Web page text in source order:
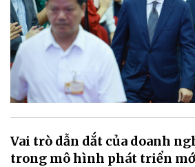
Vai trò dẫn dắt của doanh
trong mô hình phát triển